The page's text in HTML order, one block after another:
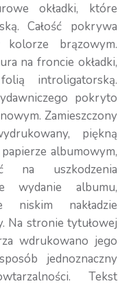
okładki, które
Całość pokrywa
brązowym.
na froncie okładki,
introligatorską.
pokryto
Zamieszczony
piękną
albumowym,
na uszkodzenia
wydanie albumu,
nakładzie
Na stronie tytułowej
wdrukowano jego
jednoznaczny
Tekst